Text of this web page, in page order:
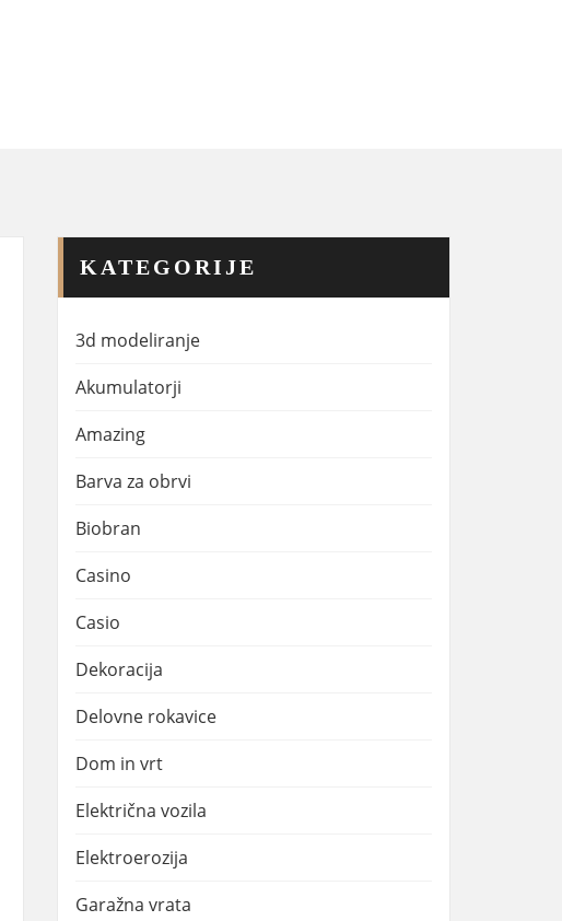
KATEGORIJE
3d modeliranje
Akumulatorji
Amazing
Barva za obrvi
Biobran
Casino
Casio
Dekoracija
Delovne rokavice
Dom in vrt
Električna vozila
Elektroerozija
Garažna vrata